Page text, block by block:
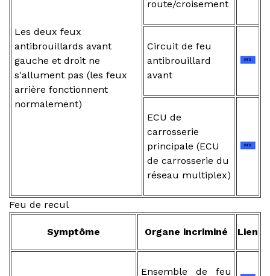
Les deux feux
antibrouillards avant
gauche et droit ne
s'allument pas (les feux
arrière fonctionnent
normalement)
route/croisement
Circuit de feu
antibrouillard
avant
ECU de
carrosserie
principale (ECU
de carrosserie du
réseau multiplex)
Feu de recul
Symptôme Organe incriminé Lien
Ensemble de feu